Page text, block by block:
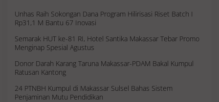
Unhas Raih Sokongan Dana Program Hilirisasi Riset Batch I
Rp31,1 M Bantu 67 Inovasi
Semarak HUT ke-81 RI, Hotel Santika Makassar Tebar Promo
Menginap Spesial Agustus
Donor Darah Karang Taruna Makassar-PDAM Bakal Kumpul
Ratusan Kantong
24 PTNBH Kumpul di Makassar Sulsel Bahas Sistem
Penjaminan Mutu Pendidikan